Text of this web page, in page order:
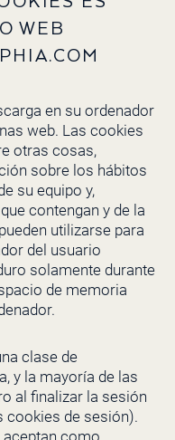
WEB
en su ordenador
web. Las cookies
otras cosas,
sobre los hábitos
su equipo y,
contengan y de la
utilizarse para
del usuario
solamente durante
de memoria
clase de
y la mayoría de las
al finalizar la sesión
cookies de sesión).